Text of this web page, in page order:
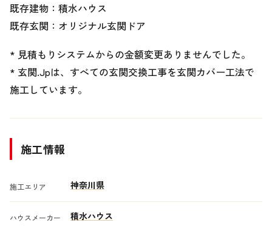
既存建物：積水ハウス
既存玄関：オリジナル玄関ドア
* 見積もりシステムからの金額変更ありませんでした。
* 玄関.Jpは、すべての玄関交換工事を玄関カバー工法で
施工しています。
施工情報
施工エリア 神奈川県
ハウスメーカー 積水ハウス